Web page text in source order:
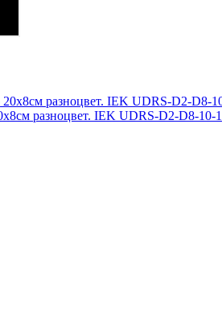
разноцвет. IEK UDRS-D2-D8-10-1